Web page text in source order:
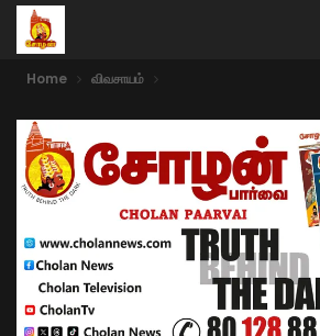
Home விவசாயம்